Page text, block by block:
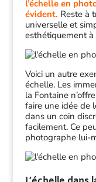
l’échelle en
évident. Reste à
universelle et
esthétiquement à
Voici un autre
échelle. Les
la Fontaine
faire une idée de
dans un coin
facilement. Ce
photographe lui-